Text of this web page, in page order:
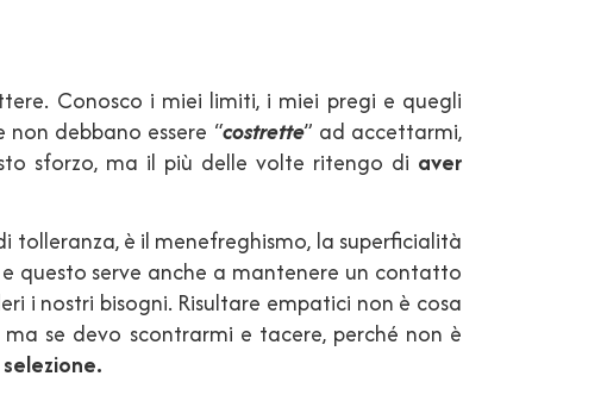
Conosco i miei limiti, i miei pregi e quegli
debbano essere “costrette” ad accettarmi,
sforzo, ma il più delle volte ritengo di aver
è il menefreghismo, la superficialità
questo serve anche a mantenere un contatto
i nostri bisogni. Risultare empatici non è cosa
se devo scontrarmi e tacere, perché non è
selezione.